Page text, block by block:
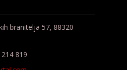
branitelja 57, 88320
819